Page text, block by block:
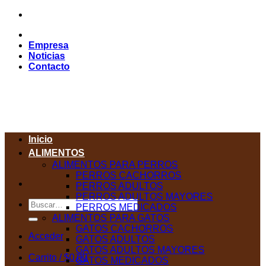
Saltar
contenido
Empresa
Noticias
Contacto
Buscar
por:
Acceder
Carrito /$0,00
Inicio
ALIMENTOS
ALIMENTOS PARA PERROS
PERROS CACHORROS
PERROS ADULTOS
PERROS ADULTOS MAYORES
PERROS MEDICADOS
ALIMENTOS PARA GATOS
GATOS CACHORROS
GATOS ADULTOS
GATOS ADULTOS MAYORES
GATOS MEDICADOS